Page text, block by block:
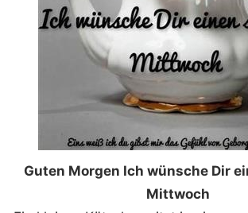
Guten Morgen Ich wünsche Dir
Mittwoch